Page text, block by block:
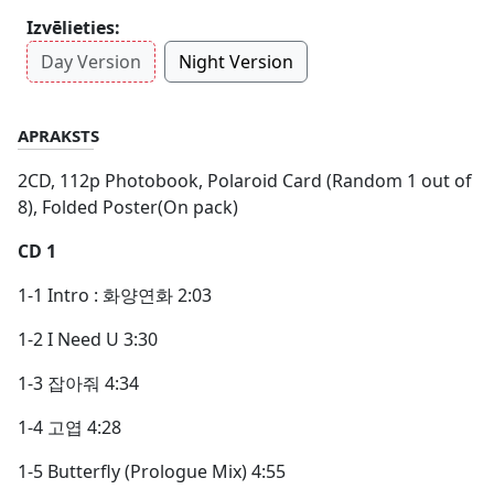
Izvēlieties:
Day Version
Night Version
APRAKSTS
2CD, 112p Photobook, Polaroid Card (Random 1 out of
8), Folded Poster(On pack)
CD 1
1-1 Intro : 화양연화 2:03
1-2 I Need U 3:30
1-3 잡아줘 4:34
1-4 고엽 4:28
1-5 Butterfly (Prologue Mix) 4:55